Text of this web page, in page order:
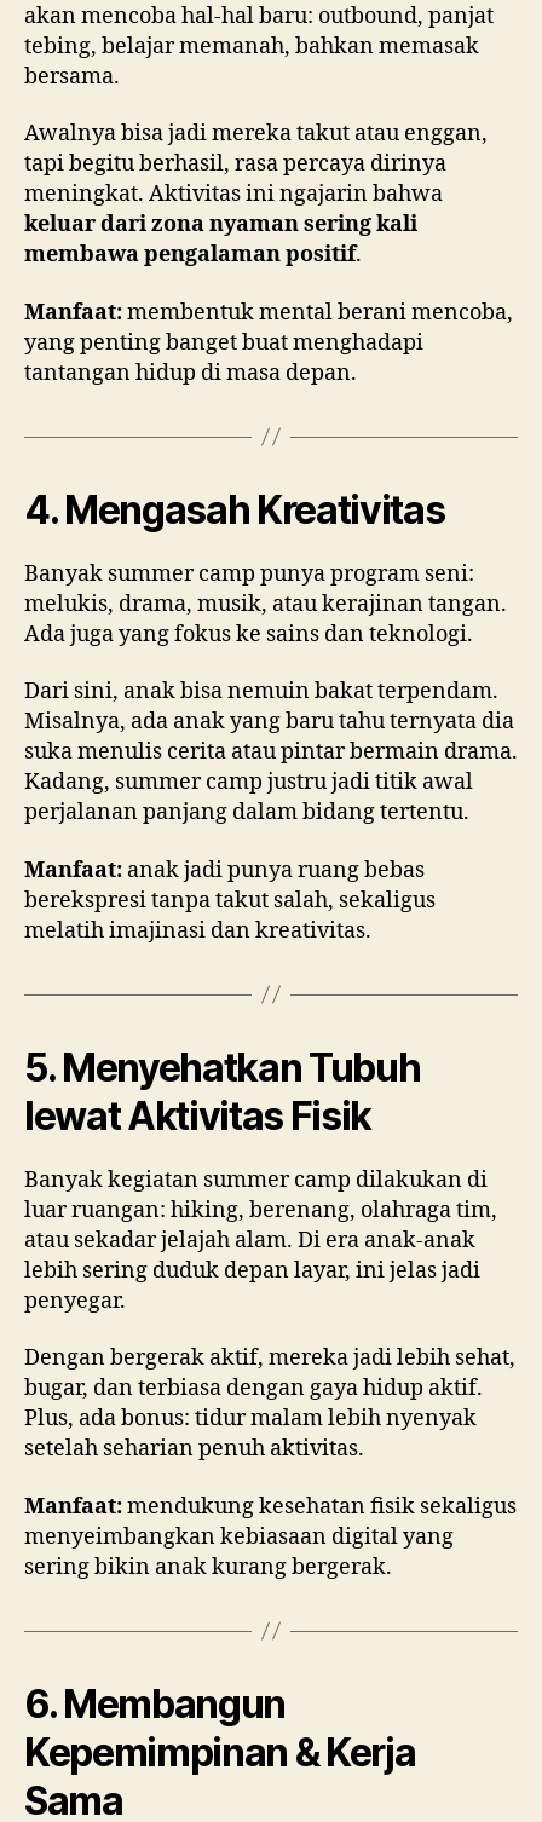
akan mencoba hal-hal baru: outbound, panjat
tebing, belajar memanah, bahkan memasak
bersama.
Awalnya bisa jadi mereka takut atau enggan,
tapi begitu berhasil, rasa percaya dirinya
meningkat. Aktivitas ini ngajarin bahwa
keluar dari zona nyaman sering kali
membawa pengalaman positif.
Manfaat:membentuk mental berani mencoba,
yang penting banget buat menghadapi
tantangan hidup di masa depan.
4. Mengasah Kreativitas
Banyak summer camp punya program seni:
melukis, drama, musik, atau kerajinan tangan.
Ada juga yang fokus ke sains dan teknologi.
Dari sini, anak bisa nemuin bakat terpendam.
Misalnya, ada anak yang baru tahu ternyata dia
suka menulis cerita atau pintar bermain drama.
Kadang, summer camp justru jadi titik awal
perjalanan panjang dalam bidang tertentu.
Manfaat: anak jadi punya ruang bebas
berekspresi tanpa takut salah, sekaligus
melatih imajinasi dan kreativitas.
5. Menyehatkan Tubuh
lewat Aktivitas Fisik
Banyak kegiatan summer camp dilakukan di
luar ruangan: hiking, berenang, olahraga tim,
atau sekadar jelajah alam. Di era anak-anak
lebih sering duduk depan layar, ini jelas jadi
penyegar.
Dengan bergerak aktif, mereka jadi lebih sehat,
bugar, dan terbiasa dengan gaya hidup aktif.
Plus, ada bonus: tidur malam lebih nyenyak
setelah seharian penuh aktivitas.
Manfaat:mendukung kesehatan fisik sekaligus
menyeimbangkan kebiasaan digital yang
sering bikin anak kurang bergerak.
6. Membangun
Kepemimpinan & Kerja
Sama